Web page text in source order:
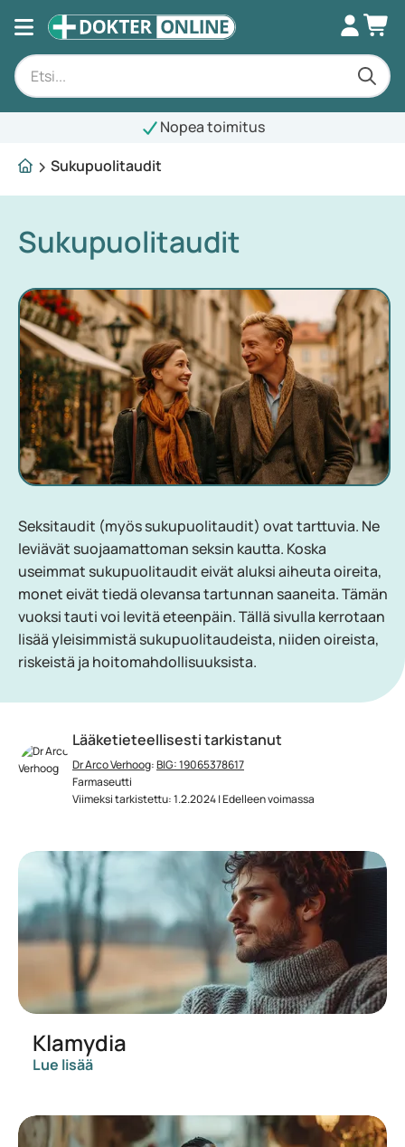
Nopea toimitus
Sukupuolitaudit
Sukupuolitaudit
Seksitaudit (myös sukupuolitaudit) ovat tarttuvia. Ne
leviävät suojaamattoman seksin kautta. Koska
useimmat sukupuolitaudit eivät aluksi aiheuta oireita,
monet eivät tiedä olevansa tartunnan saaneita. Tämän
vuoksi tauti voi levitä eteenpäin. Tällä sivulla kerrotaan
lisää yleisimmistä sukupuolitaudeista, niiden oireista,
riskeistä ja hoitomahdollisuuksista.
Lääketieteellisesti tarkistanut
Dr Arco Verhoog:BIG: 19065378617
Farmaseutti
Viimeksi tarkistettu: 1.2.2024 | Edelleen voimassa
Klamydia
Lue lisää